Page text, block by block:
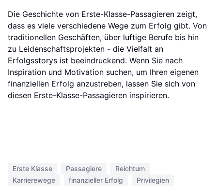
Die Geschichte von Erste-Klasse-Passagieren zeigt,
dass es viele verschiedene Wege zum Erfolg gibt. Von
traditionellen Geschäften, über luftige Berufe bis hin
zu Leidenschaftsprojekten - die Vielfalt an
Erfolgsstorys ist beeindruckend. Wenn Sie nach
Inspiration und Motivation suchen, um Ihren eigenen
finanziellen Erfolg anzustreben, lassen Sie sich von
diesen Erste-Klasse-Passagieren inspirieren.
Erste Klasse Passagiere
Reichtum
Karrierewege
finanzieller Erfolg Privilegien